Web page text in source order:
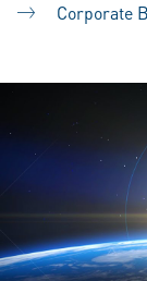
Corporate